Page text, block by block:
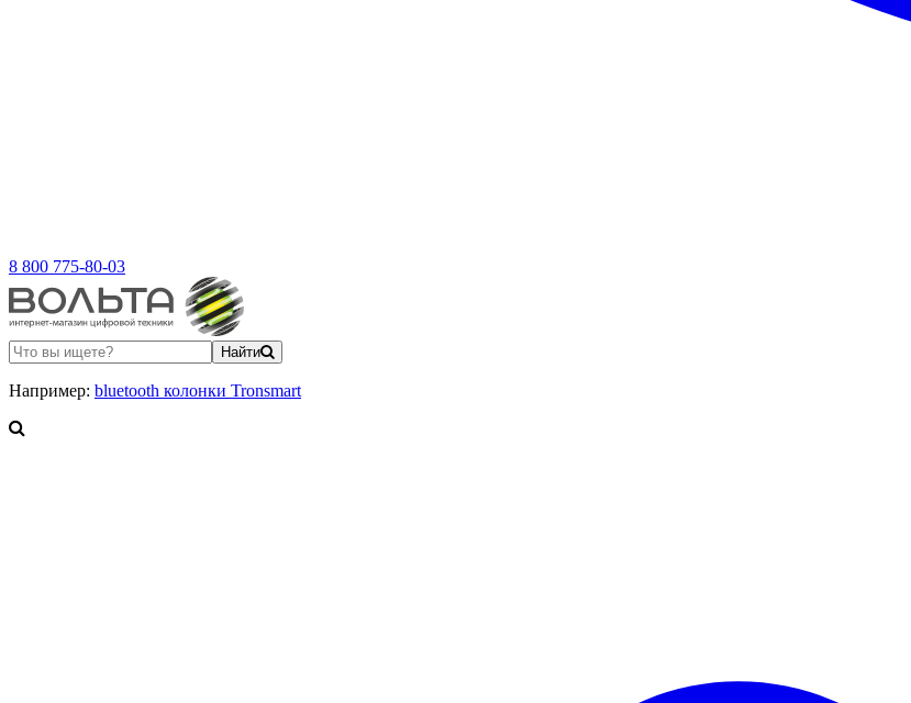
8 800 775-80-03
Найти
Например: bluetooth колонки Tronsmart